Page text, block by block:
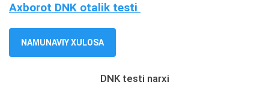
Axborot DNK otalik testi
NAMUNAVIY XULOSA
DNK testi narxi